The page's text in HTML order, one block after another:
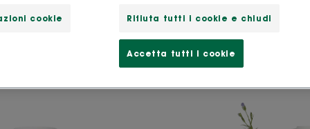
cookie Rifiuta tutti i cookie e chiudi
Accetta tutti i cookie